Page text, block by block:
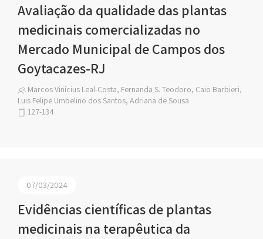
Avaliação da qualidade das plantas
medicinais comercializadas no
Mercado Municipal de Campos dos
Goytacazes-RJ
Marcos Vinícius Leal-Costa, Fernanda S. Teodoro, Caio Barbieri,
Luis Felipe Umbelino dos Santos, Adriana de Sousa
127-134
07/03/2024
Evidências científicas de plantas
medicinais na terapêutica da